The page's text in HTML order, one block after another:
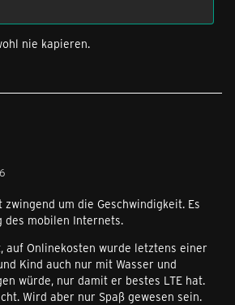
nie kapieren.
zwingend um die Geschwindigkeit. Es
des mobilen Internets.
auf Onlinekosten wurde letztens einer
Kind auch nur mit Wasser und
würde, nur damit er bestes LTE hat.
Wird aber nur Spaß gewesen sein.